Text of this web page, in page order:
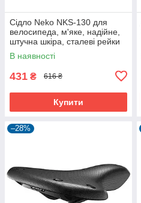
Сідло Neko NKS-130 для
велосипеда, м'яке, надійне,
штучна шкіра, сталеві рейки
В наявності
431 ₴ 616 ₴
Купити
–28%